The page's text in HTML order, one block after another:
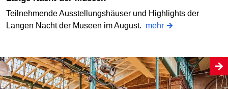
Teilnehmende Ausstellungshäuser und Highlights der
Langen Nacht der Museen im August. mehr